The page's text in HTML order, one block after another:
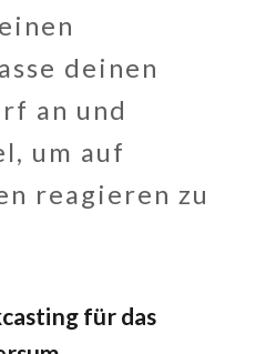
deinen
an und
um auf
reagieren zu
für das